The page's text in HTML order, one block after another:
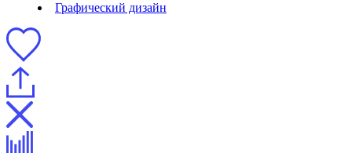
Графический дизайн